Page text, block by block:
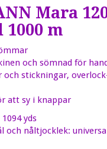
Mara
1000 m
och sömnad för
och stickningar,
att sy i knappar
yds
och nåltjocklek: